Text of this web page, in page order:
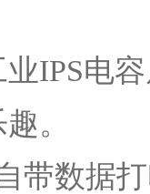
业IPS电
。
带数据